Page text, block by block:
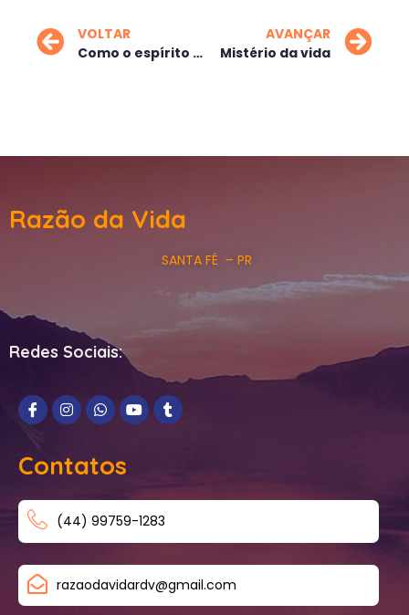
VOLTAR
Como o espírito me vê
AVANÇAR
Mistério da vida
Razão da Vida
SANTA FÉ – PR
Redes Sociais:
Contatos
(44) 99759-1283
razaodavidardv@gmail.com